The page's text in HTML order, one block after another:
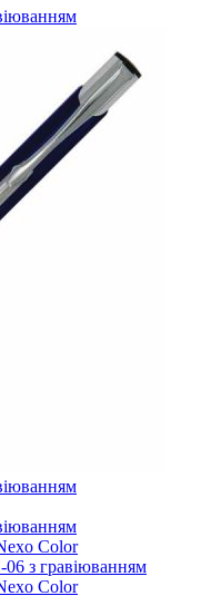
06 з гравіюванням